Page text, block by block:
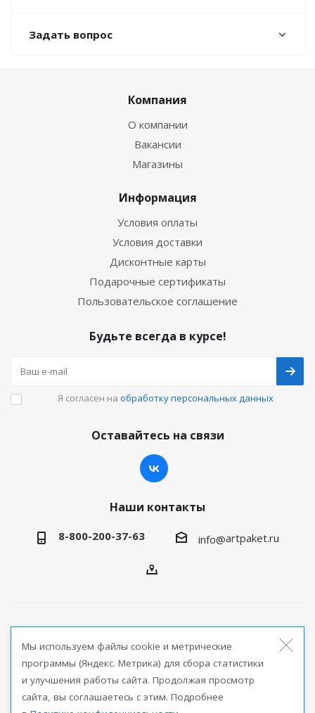
Задать вопрос
Компания
О компании
Вакансии
Магазины
Информация
Условия оплаты
Условия доставки
Дисконтные карты
Подарочные сертификаты
Пользовательское соглашение
Будьте всегда в курсе!
Я согласен на обработку персональных данных
Оставайтесь на связи
Наши контакты
8-800-200-37-63 info@artpaket.ru
продукции
Версия для печати
Мы используем файлы cookie и метрические
программы (Яндекс. Метрика) для сбора статистики
и улучшения работы сайта. Продолжая просмотр
сайта, вы соглашаетесь с этим. Подробнее